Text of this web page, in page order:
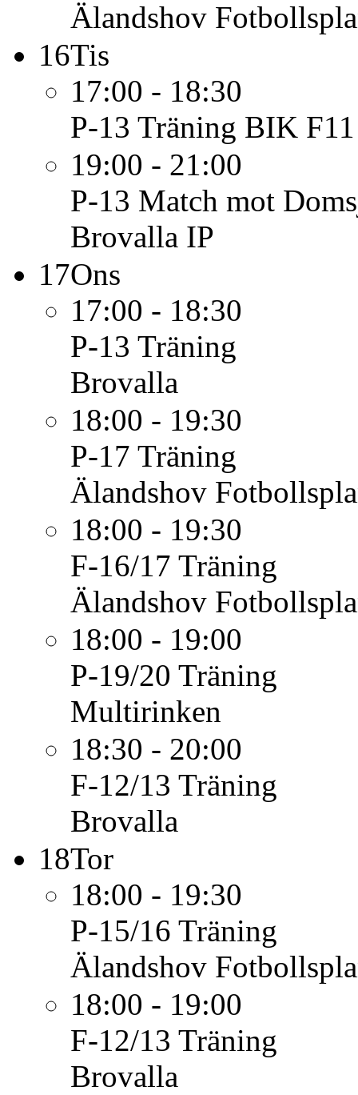
Älandshov
16Tis
17:00 - 18:30
P-13 Träning BIK F11
19:00 - 21:00
P-13 Match mot
Brovalla IP
17Ons
17:00 - 18:30
P-13 Träning
Brovalla
18:00 - 19:30
P-17 Träning
Älandshov
18:00 - 19:30
F-16/17 Träning
Älandshov
18:00 - 19:00
P-19/20 Träning
Multirinken
18:30 - 20:00
F-12/13 Träning
Brovalla
18Tor
18:00 - 19:30
P-15/16 Träning
Älandshov
18:00 - 19:00
F-12/13 Träning
Brovalla